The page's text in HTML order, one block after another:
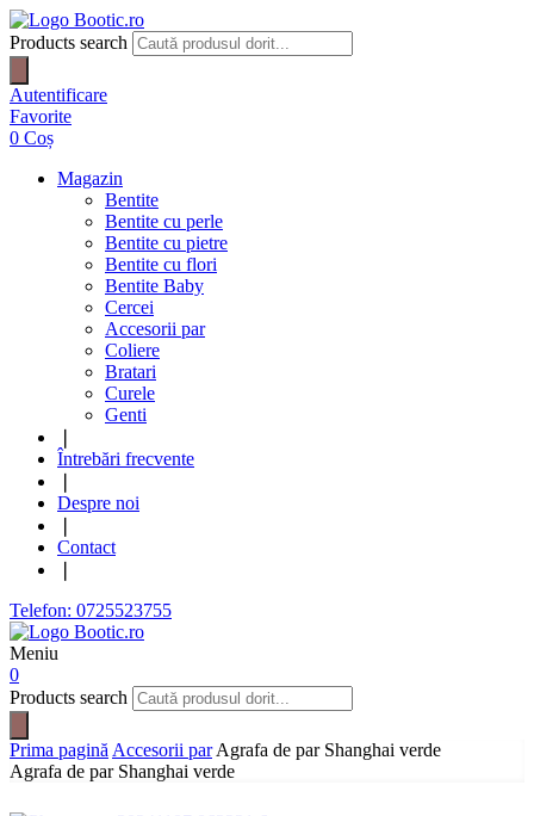
Products search
Autentificare
Favorite
0 Coș
Magazin
Bentite
Bentite cu perle
Bentite cu pietre
Bentite cu flori
Bentite Baby
Cercei
Accesorii par
Coliere
Bratari
Curele
Genti
Întrebări frecvente
Despre noi
Contact
Telefon: 0725523755
Meniu
0
Products search
Prima pagină Accesorii par Agrafa de par Shanghai verde
Agrafa de par Shanghai verde